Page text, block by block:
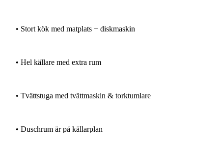
• Stort kök med matplats + diskmaskin
• Hel källare med extra rum
• Tvättstuga med tvättmaskin & torktumlare
• Duschrum ärpå källarplan